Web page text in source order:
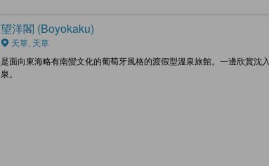
望洋閣 (Boyokaku)
天草, 天草
是面向東海略有南蠻文化的葡萄牙風格的渡假型溫泉旅館。一邊欣賞
泉。